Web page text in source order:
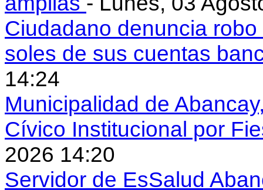
Ciudadano denuncia
soles de sus cuentas
14:24
Municipalidad de
Cívico Institucional por
2026 14:20
Servidor de EsSalud